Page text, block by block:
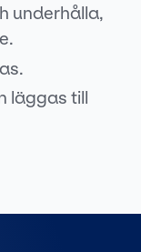
underhålla,
läggas till